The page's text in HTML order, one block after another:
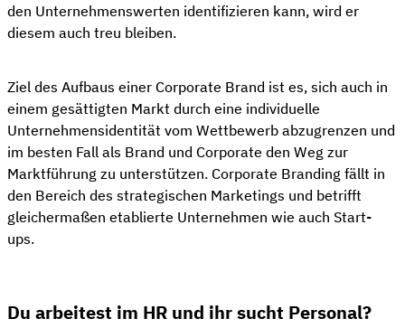
den Unternehmenswerten identifizieren kann, wird er
diesem auch treu bleiben.
Ziel des Aufbaus einer Corporate Brand ist es, sich auch in
einem gesättigten Markt durch eine individuelle
Unternehmensidentität vom Wettbewerb abzugrenzen und
im besten Fall als Brand und Corporate den Weg zur
Marktführung zu unterstützen. Corporate Branding fällt in
den Bereich des strategischen Marketings und betrifft
gleichermaßen etablierte Unternehmen wie auch Start-
ups.
Du arbeitest im HR und ihr sucht Personal?